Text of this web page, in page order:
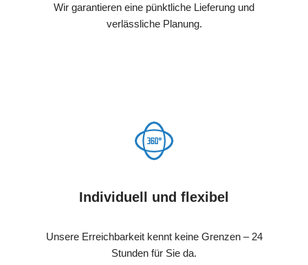
Wir garantieren eine pünktliche Lieferung und
verlässliche Planung.
Individuell und flexibel
Unsere Erreichbarkeit kennt keine Grenzen – 24
Stunden für Sie da.